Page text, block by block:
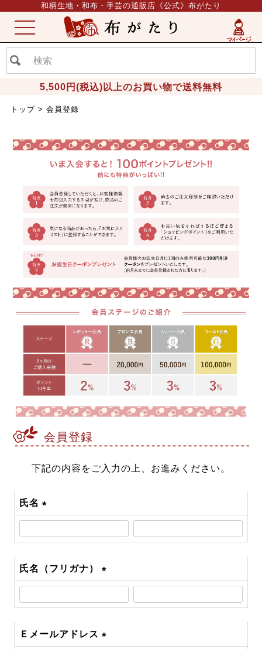
和柄生地・和布・手芸の通販店《公式》布がたり
5,500円(税込)以上のお買い物で送料無料
ME
NU
トップ 会員登録
会員登録
下記の内容をご入力の上、お進みください。
氏名
(必
須)
氏名（フリガナ）
(必
須)
Ｅメールアドレス